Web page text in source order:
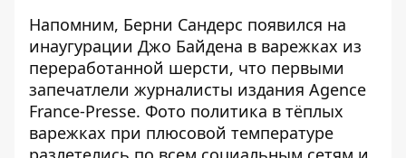
Напомним, Берни Сандерс появился на
инаугурации Джо Байдена в варежках из
переработанной шерсти, что первыми
запечатлели журналисты издания Agence
France-Presse. Фото политика в тёплых
варежках при плюсовой температуре